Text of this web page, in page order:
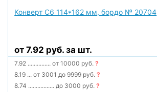
Конверт С6 114*162 мм, бордо № 20704
от 7.92 руб. за шт.
7.92 ............... от 10000 руб.?
8.19 ... от 3001 до 9999 руб.?
8.74 ................. до 3000 руб.?